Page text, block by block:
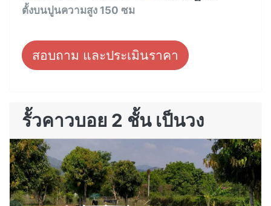
ตั้งบนปูนความสูง 150 ซม
สอบถาม และประเมินราคา
รั้วคาวบอย 2 ชั้น เป็นวง